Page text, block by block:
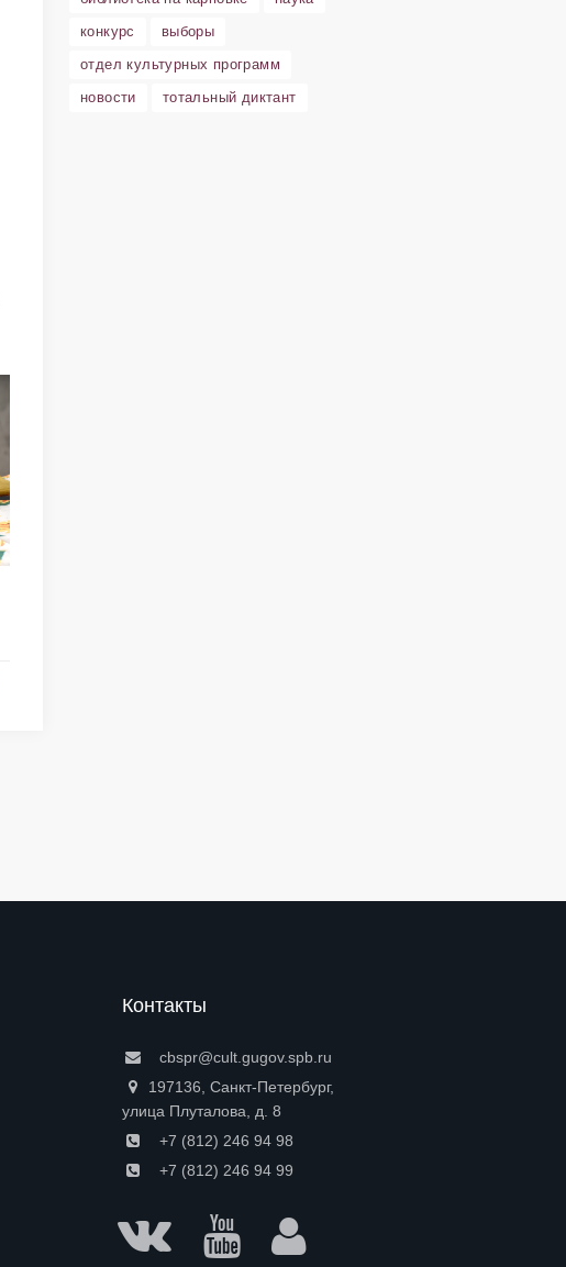
конкурс
выборы
отдел культурных программ
новости
тотальный диктант
Контакты
cbspr@cult.gugov.spb.ru
197136, Санкт-Петербург,
улица Плуталова, д. 8
+7 (812) 246 94 98
+7 (812) 246 94 99